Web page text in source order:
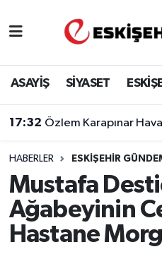
ASAYİŞ SİYASET
17:32 Özlem Karapınar Hava
HABERLER ESKIŞEHIR
Mustafa
Ağabeyinin
Hastane
Eskişehir Hava
Eskişehir Namaz
Eskişehir Trafik
Süper Lig Puan
Tüm Manşetler